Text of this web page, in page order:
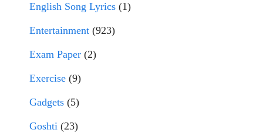
English Song Lyrics (1)
Entertainment (923)
Exam Paper (2)
Exercise (9)
Gadgets (5)
Goshti (23)